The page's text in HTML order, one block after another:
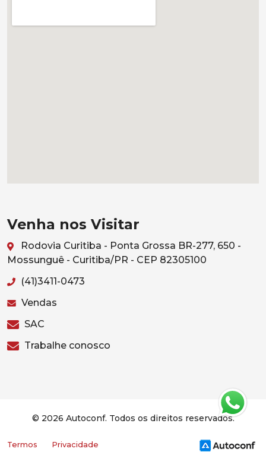
Venha nos Visitar
Rodovia Curitiba - Ponta Grossa BR-277, 650 -
Mossunguê - Curitiba/PR - CEP 82305100
(41)3411-0473
Vendas
SAC
Trabalhe conosco
© 2026 Autoconf. Todos os direitos reservados.
Termos Privacidade